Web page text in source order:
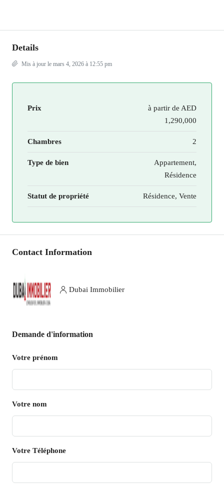
Details
Mis à jour le mars 4, 2026 à 12:55 pm
Prix à partir de AED
1,290,000
Chambres 2
Type de bien
Appartement,
Résidence
Statut de propriété Résidence, Vente
Contact Information
Dubai Immobilier
Demande d'information
Votre prénom
Votre nom
Votre Téléphone